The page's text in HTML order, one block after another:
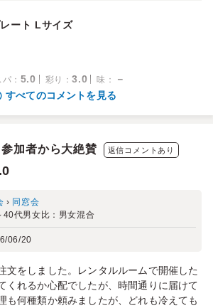
ート Lサイズ
パ ： 5.0 彩り ：3.0 味 ：
－
すべてのコメントを見る
加者から大絶賛 返信コメントあり
› 同窓会
40代男女比： 男女混合
06/20
文をしました。レンタルルームで開催した
くれるか心配でしたが、時間通りに届けて
も何種類か頼みましたが、どれも冷えても